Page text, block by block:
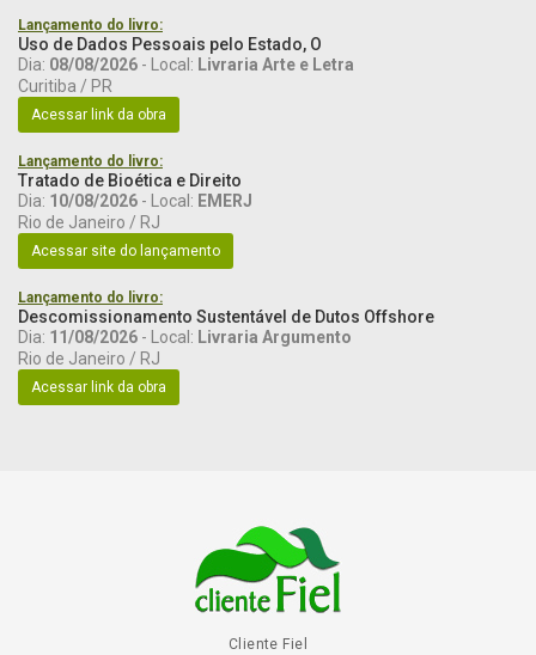
Lançamento do livro:
Uso de Dados Pessoais pelo Estado, O
Dia: 08/08/2026 - Local: Livraria Arte e Letra
Curitiba / PR
Acessar link da obra
Lançamento do livro:
Tratado de Bioética e Direito
Dia: 10/08/2026 - Local: EMERJ
Rio de Janeiro / RJ
Acessar site do lançamento
Lançamento do livro:
Descomissionamento Sustentável de Dutos Offshore
Dia: 11/08/2026 - Local: Livraria Argumento
Rio de Janeiro / RJ
Acessar link da obra
Cliente Fiel